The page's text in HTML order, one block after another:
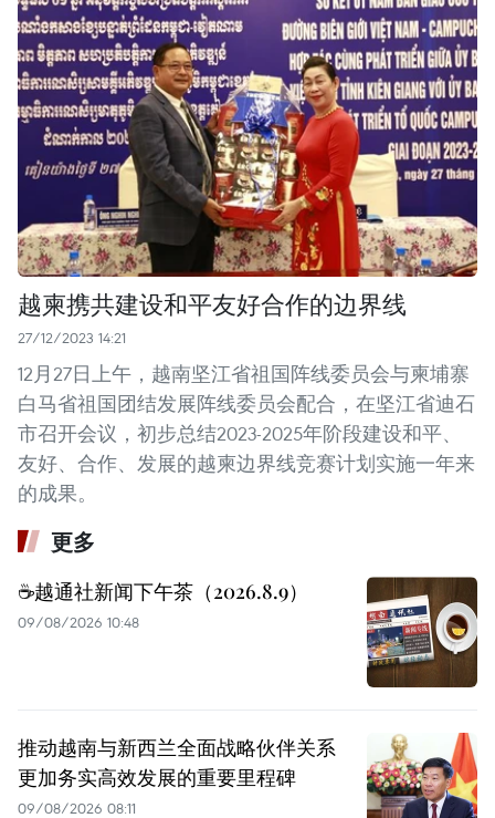
越柬携共建设和平友好合作的边界线
27/12/2023 14:21
12月27日上午，越南坚江省祖国阵线委员会与柬埔寨
白马省祖国团结发展阵线委员会配合，在坚江省迪石
市召开会议，初步总结2023-2025年阶段建设和平、
友好、合作、发展的越柬边界线竞赛计划实施一年来
的成果。
更多
☕️越通社新闻下午茶（2026.8.9）
09/08/2026 10:48
推动越南与新西兰全面战略伙伴关系
更加务实高效发展的重要里程碑
09/08/2026 08:11